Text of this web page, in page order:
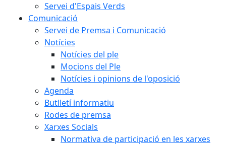
Servei d'Espais Verds
Comunicació
Servei de Premsa i Comunicació
Notícies
Notícies del ple
Mocions del Ple
Notícies i opinions de l'oposició
Agenda
Butlletí informatiu
Rodes de premsa
Xarxes Socials
Normativa de participació en les xarxes